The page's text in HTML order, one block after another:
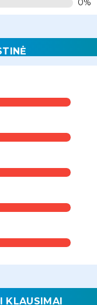
0%
KLAUSIMAI